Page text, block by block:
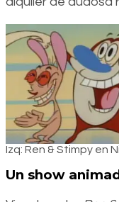
Izq: Ren & Stimpy en
Un show